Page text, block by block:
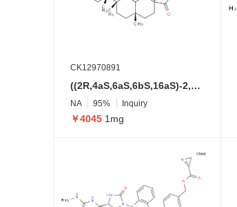
CK12970891
((2R,4aS,6aS,6bS,16aS)-2,4a,6a,6b,9,16a-六甲基-1,2,3,4,4a,5,6,6a,6b,16,16a,16b-十二氢苯并菲并[1,2-g]喹喔啉-2-基)(4-(哌嗪-1-基)哌啶-1-基)甲酮
NA 95% Inquiry
￥4045 1mg